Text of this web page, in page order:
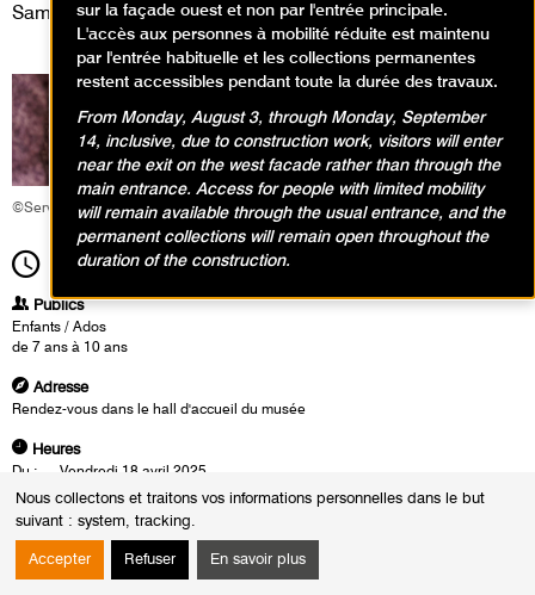
Nous collectons et traitons vos informations personnelles dans le but
suivant : system, tracking.
Accepter Refuser En savoir plus
Samedi 20 septembre 2025
©Service éducatif et culturel
14h30Durée2h00
Publics
Enfants / Ados
de 7 ans à 10 ans
Adresse
Rendez-vous dans le hall d'accueil du musée
Heures
Du :
Vendredi 18 avril 2025
au :
Samedi 20 septembre 2025
Le :
Samedi 20 septembre 2025 de 14h30 à 16h30
Pendant cette visite, les jeunes découvrent comment les artistes
modernes, comme Pierre Bonnard, observaient la nature, en prêtant
sur la façade ouest et non par l'entrée principale.
L'accès aux personnes à mobilité réduite est maintenu
par l'entrée habituelle et les collections permanentes
restent accessibles pendant toute la durée des travaux.
From Monday, August 3, through Monday, September
14, inclusive, due to construction work, visitors will enter
near the exit on the west facade rather than through the
main entrance. Access for people with limited mobility
will remain available through the usual entrance, and the
permanent collections will remain open throughout the
duration of the construction.